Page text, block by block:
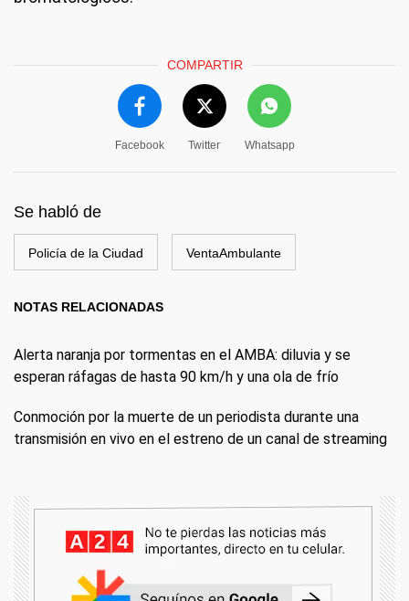
COMPARTIR
Facebook Twitter Whatsapp
Se habló de
Policía de la Ciudad VentaAmbulante
NOTAS RELACIONADAS
Alerta naranja por tormentas en el AMBA: diluvia y se
esperan ráfagas de hasta 90 km/h y una ola de frío
Conmoción por la muerte de un periodista durante una
transmisión en vivo en el estreno de un canal de streaming